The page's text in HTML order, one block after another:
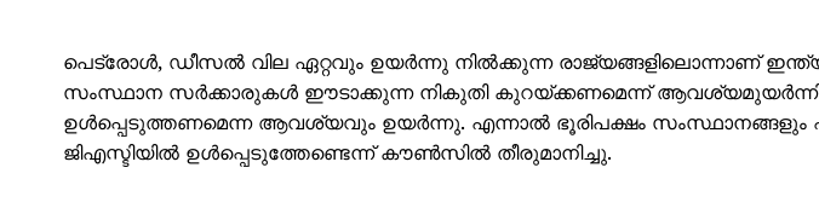
പെട്രോള്‍, ഡീസല്‍ വില ഏറ്റവും ഉയര്‍ന്നു നില്‍ക്കുന്ന രാജ്യങ്ങളിലൊന്നാണ്
സംസ്ഥാന സര്‍ക്കാരുകള്‍ ഈടാക്കുന്ന നികുതി കുറയ്ക്കണമെന്ന്
ഉള്‍പ്പെടുത്തണമെന്ന ആവശ്യവും ഉയര്‍ന്നു. എന്നാല്‍ ഭൂരിപക്ഷം സംസ്ഥാനങ്ങളും
ജിഎസ്ടിയില്‍ ഉള്‍പ്പെടുത്തേണ്ടെന്ന് കൗണ്‍സില്‍ തീരുമാനിച്ചു.